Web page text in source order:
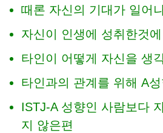
때론 자신의 기대가 일어
자신이 인생에 성취한것
타인이 어떻게 자신을 생
타인과의 관계를 위해 A
ISTJ-A 성향인 사람보다
지 않은편